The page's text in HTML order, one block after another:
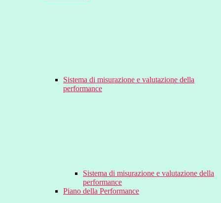
Sistema di misurazione e valutazione della
performance
Sistema di misurazione e valutazione della
performance
Piano della Performance